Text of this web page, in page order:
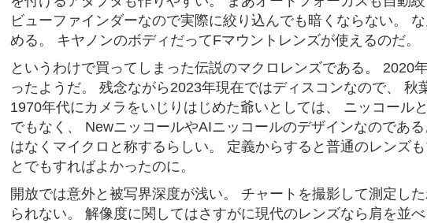
ビューファインダーなので実際に絞り込んでも暗くならない。
める。 キヤノンのボディだってFマウントレンズが使えるのだ。
というわけで買ってしまった伝説のマクロレンズである。 2020
ったようだ。 残念ながら2023年現在ではディスコンなので、 秋
1970年代にカメラをいじりはじめた爺いとしては、 ニッコール
でもなく、 NewニッコールやAIニッコールのデザインなのであ
はなくマイクロと称するらしい。 定義からすると普通のレンズ
とでもすればよかったのに。
開放では意外と被写界深度が浅い。 チャートを撮影して測定し
られない。 解像度に関してはさすがに現代のレンズなら肩を並